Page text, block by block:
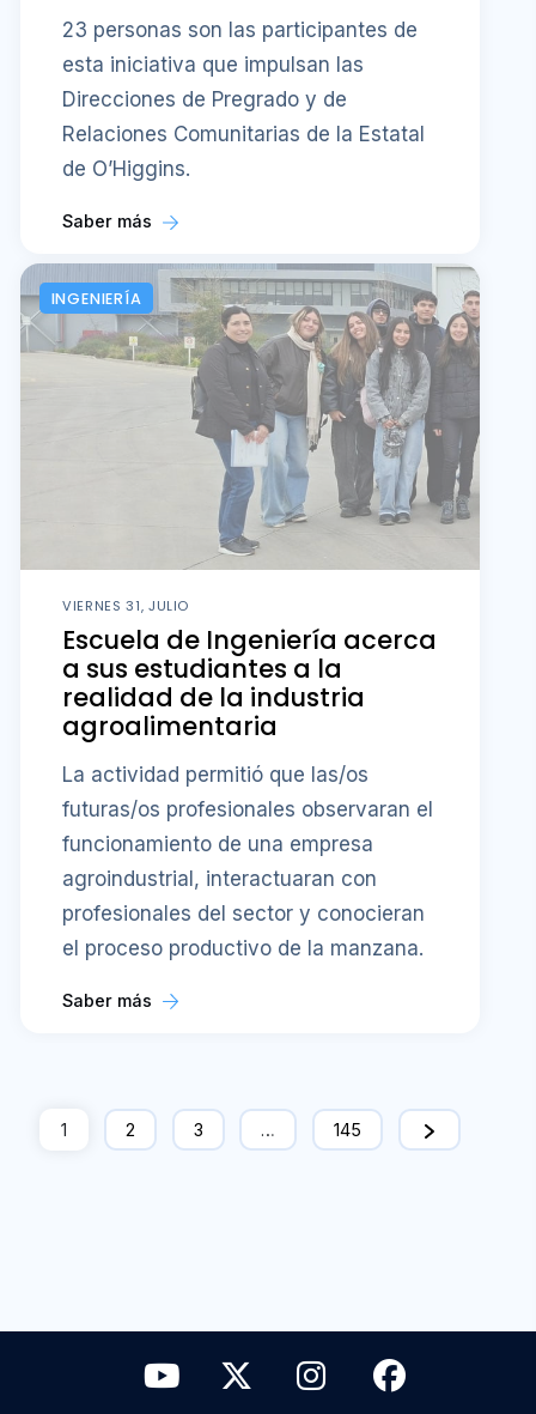
23 personas son las participantes de
esta iniciativa que impulsan las
Direcciones de Pregrado y de
Relaciones Comunitarias de la Estatal
de O’Higgins.
Saber más
INGENIERÍA
VIERNES 31, JULIO
Escuela de Ingeniería acerca
a sus estudiantes a la
realidad de la industria
agroalimentaria
La actividad permitió que las/os
futuras/os profesionales observaran el
funcionamiento de una empresa
agroindustrial, interactuaran con
profesionales del sector y conocieran
el proceso productivo de la manzana.
Saber más
1 2 3 … 145